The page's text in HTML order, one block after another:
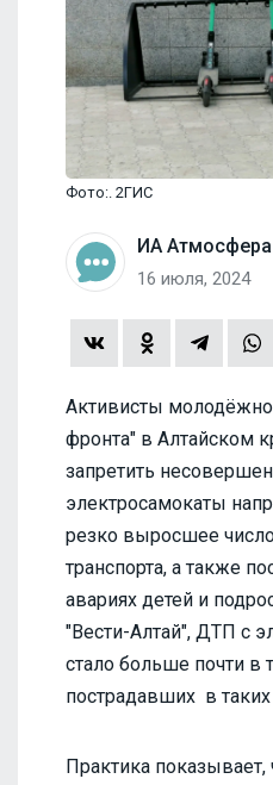
Фото:. 2ГИС
ИА Атмосфера
16 июля, 2024
Активисты
фронта" в Алтайском
запретить
электросамокаты
резко выросшее
транспорта, а также
авариях детей и
"Вести-Алтай", ДТП с
стало больше почти в
пострадавших в
Практика показывает,